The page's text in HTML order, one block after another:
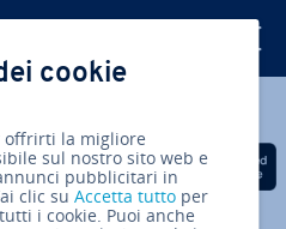
via Facebook
Condividi via Twitter
Condividi via
cookie
offrirti la migliore
sul nostro sito web e
pubblicitari in
clic suAccetta tutto per
i cookie. Puoi anche